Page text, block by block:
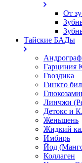
От
Тайские БАДы
Гарциния
Гвоздика
Гинкго
Линчжи
Детокс и
Женьшень
Жидкий
Имбирь
Йод
Коллаген